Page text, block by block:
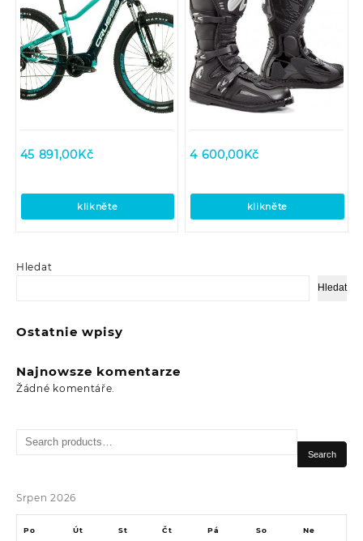
Hledat
Hledat
Ostatnie wpisy
Najnowsze komentarze
Žádné komentáře.
45 891,00Kč
klikněte
4 600,00Kč
klikněte
Search
Search
Srpen 2026
Po Út St Čt Pá So Ne